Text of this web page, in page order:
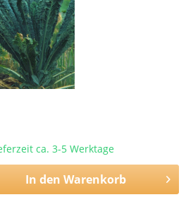
ca. 3-5 Werktage
In den Warenkorb